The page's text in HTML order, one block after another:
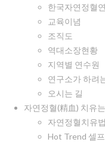
한국자연정혈
교육이념
조직도
역대소장현황
지역별 연수원
연구소가 하려
오시는 길
자연정혈(精血) 치유
자연정혈치유
Hot Trend 셀